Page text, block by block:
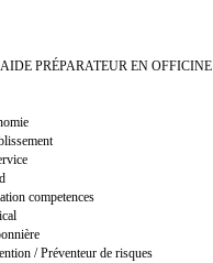
PRÉPARATEUR EN OFFICINE
competences
/ Préventeur de risques